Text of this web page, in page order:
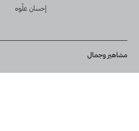
إحسان علّوه
Breadcrumb
مشاهير وجمال